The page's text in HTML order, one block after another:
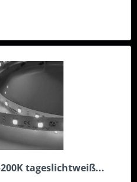
tageslichtweiß...